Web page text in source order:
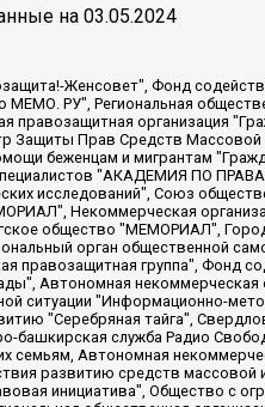
на 03.05.2024
организация "Центр по работе с проблемой насилия "НАСИЛИЮ.НЕТ", Межрегиональный профессиональный союз работников здравоохранения "Альянс врачей", Юридическое лицо, зарегистрированное в Латвийской Республике, SIA "Medusa Project" (регистрационный номер 40103797863, дата регистрации 10.06.2014), Некоммерческая организация "Фонд по борьбе с коррупцией", Автономная некоммерческая организация "Институт права и публичной политики", Баданин Роман Сергеевич, Гликин Максим Александрович, Железнова Мария Михайловна, Лукьянова Юлия Сергеевна, Маетная Елизавета Витальевна, Маняхин Петр Борисович, Чуракова Ольга Владимировна, Ярош Юлия Петровна, Юридическое лицо "The Insider SIA", зарегистрированное в Риге, Латвийская Республика (дата регистрации 26.06.2015), являющееся администратором доменного имени интернет-издания "The Insider SIA", https://theins.ru, Постернак Алексей Евгеньевич, Рубин Михаил Аркадьевич, Анин Роман Александрович, Юридическое лицо Istories fonds, зарегистрированное в Латвийской Республике (регистрационный номер 50008295751, дата регистрации 24.02.2020), Великовский Дмитрий Александрович, Долинина Ирина Николаевна, Мароховская Алеся Алексеевна, Шлейнов Роман Юрьевич, Шмагун Олеся Валентиновна, Общество с ограниченной ответственностью "Альтаир 2021", Общество с ограниченной ответственностью "Вега 2021", Общество с ограниченной ответственностью "Главный редактор 2021", Общество с ограниченной ответственностью "Ромашки монолит", Важенков Артем Валерьевич, Ивановская областная общественная организация "Центр гендерных исследований", Гурман Юрий Альбертович,